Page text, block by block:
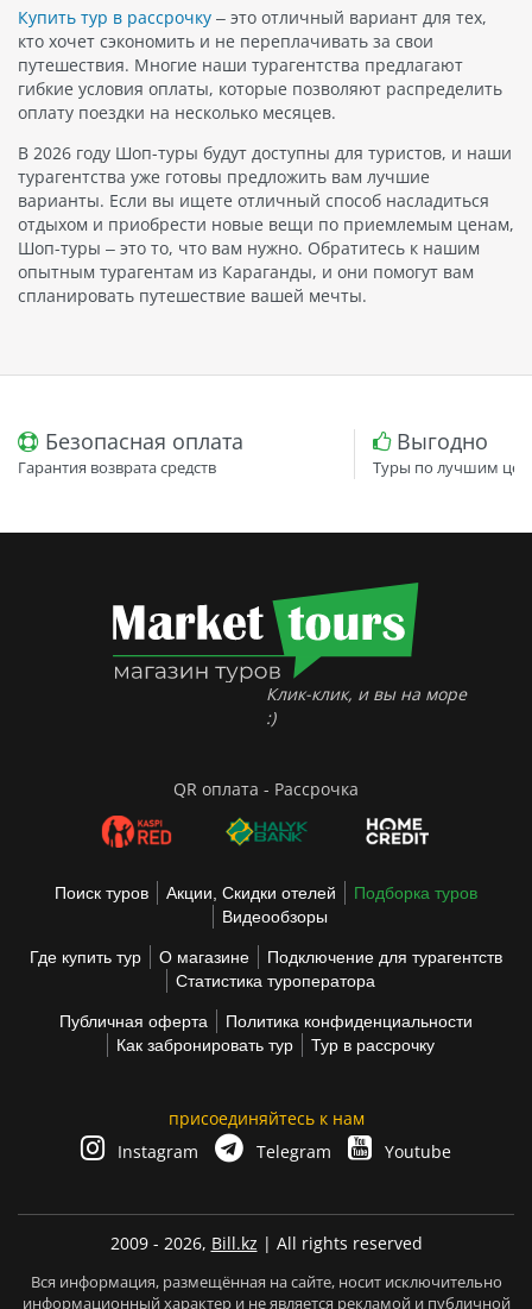
Купить тур в рассрочку – это отличный вариант для тех,
кто хочет сэкономить и не переплачивать за свои
путешествия. Многие наши турагентства предлагают
гибкие условия оплаты, которые позволяют распределить
оплату поездки на несколько месяцев.
В 2026 году Шоп-туры будут доступны для туристов, и наши
турагентства уже готовы предложить вам лучшие
варианты. Если вы ищете отличный способ насладиться
отдыхом и приобрести новые вещи по приемлемым ценам,
Шоп-туры – это то, что вам нужно. Обратитесь к нашим
опытным турагентам из Караганды, и они помогут вам
спланировать путешествие вашей мечты.
Безопасная оплата
Гарантия возврата средств
Выгодно
Туры по лучшим
Клик-клик, и вы на море
:)
QR оплата - Рассрочка
Поиск туров Акции, Скидки отелей
Подборка туров
Видеообзоры
Где купить тур О магазине
Подключение для турагентств
Статистика туроператора
Публичная оферта
Политика конфиденциальности
Как забронировать тур
Тур в рассрочку
присоединяйтесь к нам
Instagram
Telegram Youtube
2009 - 2026, Bill.kz | All rights reserved
Вся информация, размещённая на сайте, носит исключительно
информационный характер и не является рекламой и публичной